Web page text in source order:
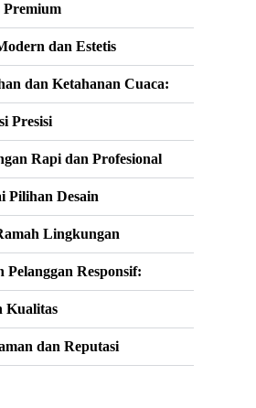
Premium
dan Estetis
dan Ketahanan Cuaca:
Presisi
Rapi dan Profesional
Pilihan Desain
Lingkungan
Pelanggan Responsif:
Kualitas
dan Reputasi